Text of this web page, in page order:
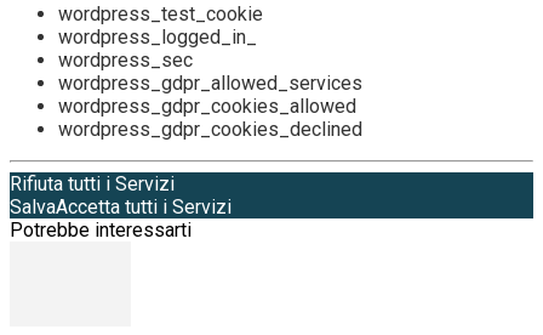
wordpress_test_cookie
wordpress_logged_in_
wordpress_sec
wordpress_gdpr_allowed_services
wordpress_gdpr_cookies_allowed
wordpress_gdpr_cookies_declined
Rifiuta tutti i Servizi
SalvaAccetta tutti i Servizi
Potrebbe interessarti